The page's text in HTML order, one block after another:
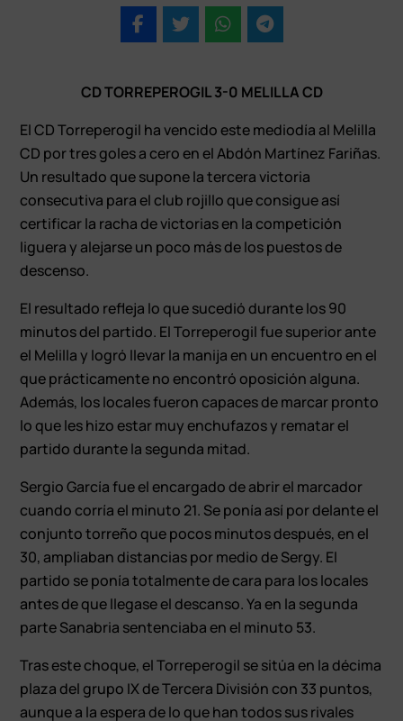
CD TORREPEROGIL 3-0 MELILLA CD
El CD Torreperogil ha vencido este mediodía al Melilla
CD por tres goles a cero en el Abdón Martínez Fariñas.
Un resultado que supone la tercera victoria
consecutiva para el club rojillo que consigue así
certificar la racha de victorias en la competición
liguera y alejarse un poco más de los puestos de
descenso.
El resultado refleja lo que sucedió durante los 90
minutos del partido. El Torreperogil fue superior ante
el Melilla y logró llevar la manija en un encuentro en el
que prácticamente no encontró oposición alguna.
Además, los locales fueron capaces de marcar pronto
lo que les hizo estar muy enchufazos y rematar el
partido durante la segunda mitad.
Sergio García fue el encargado de abrir el marcador
cuando corría el minuto 21. Se ponía así por delante el
conjunto torreño que pocos minutos después, en el
30, ampliaban distancias por medio de Sergy. El
partido se ponía totalmente de cara para los locales
antes de que llegase el descanso. Ya en la segunda
parte Sanabria sentenciaba en el minuto 53.
Tras este choque, el Torreperogil se sitúa en la décima
plaza del grupo IX de Tercera División con 33 puntos,
aunque a la espera de lo que han todos sus rivales